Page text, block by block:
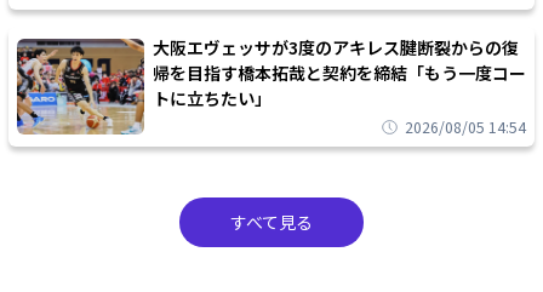
大阪エヴェッサが3度のアキレス腱断裂からの復
帰を目指す橋本拓哉と契約を締結「もう一度コー
トに立ちたい」
2026/08/05 14:54
すべて見る